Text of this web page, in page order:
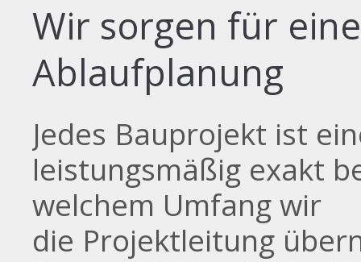
Wir sorgen für
Ablaufplanung
Jedes Bauprojekt ist
leistungsmäßig exakt
welchem Umfang wir
die Projektleitung